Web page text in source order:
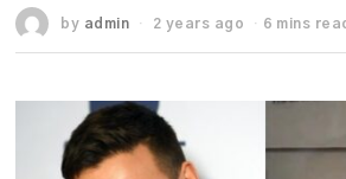
by admin 2 years ago 6 mins